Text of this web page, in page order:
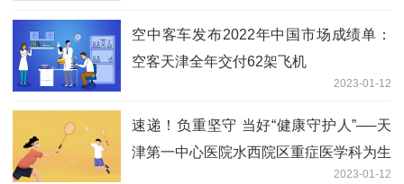
空中客车发布2022年中国市场成绩单：
空客天津全年交付62架飞机
2023-01-12
速递！负重坚守 当好“健康守护人”──天
津第一中心医院水西院区重症医学科为生
2023-01-12